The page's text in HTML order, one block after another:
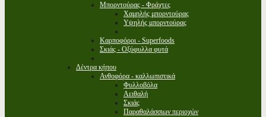
Μπορντούρας - Φράχτες
Χαμηλής μπορντούρας
Υψηλής μπορντούρας
Καρποφόροι - Superfoods
Σκιάς - Οξύφυλλα φυτά
Δέντρα κήπου
Ανθοφόρα - καλλωπιστικά
Φυλλοβόλα
Αειθαλή
Σκιάς
Παραθαλάσσιων περιοχών